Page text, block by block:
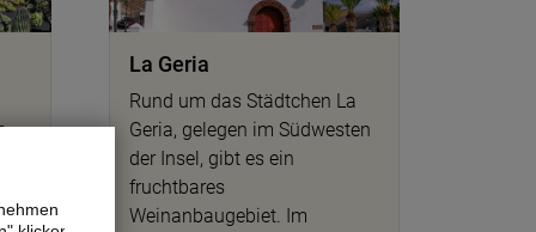
La Geria
Rund um das Städtchen La
Geria, gelegen im Südwesten
der Insel, gibt es ein
fruchtbares
Weinanbaugebiet. Im